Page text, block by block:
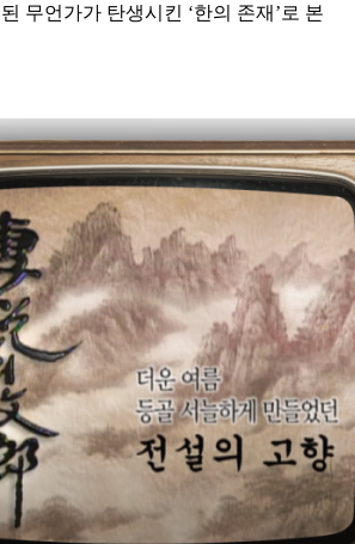
무언가가 탄생시킨 ‘한의 존재’로 본